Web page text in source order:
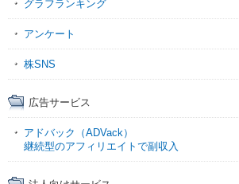
グラフランキング
アンケート
株SNS
広告サービス
アドバック（ADVack）
継続型のアフィリエイトで副収入